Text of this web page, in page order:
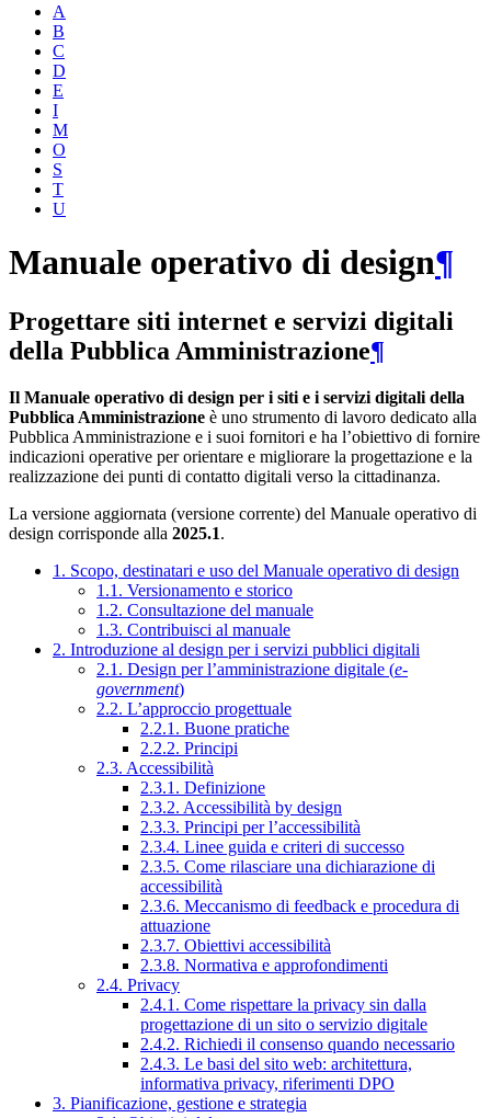
A
B
C
D
E
I
M
O
S
T
U
Manuale operativo di design¶
Progettare siti internet e servizi digitali
della Pubblica Amministrazione¶
Il Manuale operativo di design per i siti e i servizi digitali della
Pubblica Amministrazione è uno strumento di lavoro dedicato alla
Pubblica Amministrazione e i suoi fornitori e ha l’obiettivo di fornire
indicazioni operative per orientare e migliorare la progettazione e la
realizzazione dei punti di contatto digitali verso la cittadinanza.
La versione aggiornata (versione corrente) del Manuale operativo di
design corrisponde alla 2025.1.
1. Scopo, destinatari e uso del Manuale operativo di design
1.1. Versionamento e storico
1.2. Consultazione del manuale
1.3. Contribuisci al manuale
2. Introduzione al design per i servizi pubblici digitali
2.1. Design per l’amministrazione digitale (e-
government)
2.2. L’approccio progettuale
2.2.1. Buone pratiche
2.2.2. Principi
2.3. Accessibilità
2.3.1. Definizione
2.3.2. Accessibilità by design
2.3.3. Principi per l’accessibilità
2.3.4. Linee guida e criteri di successo
2.3.5. Come rilasciare una dichiarazione di
accessibilità
2.3.6. Meccanismo di feedback e procedura di
attuazione
2.3.7. Obiettivi accessibilità
2.3.8. Normativa e approfondimenti
2.4. Privacy
2.4.1. Come rispettare la privacy sin dalla
progettazione di un sito o servizio digitale
2.4.2. Richiedi il consenso quando necessario
2.4.3. Le basi del sito web: architettura,
informativa privacy, riferimenti DPO
3. Pianificazione, gestione e strategia